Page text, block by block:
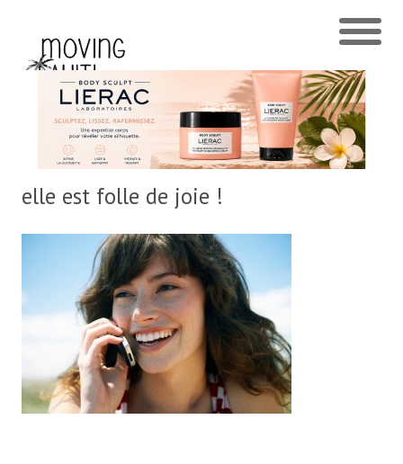
elle est folle de joie !